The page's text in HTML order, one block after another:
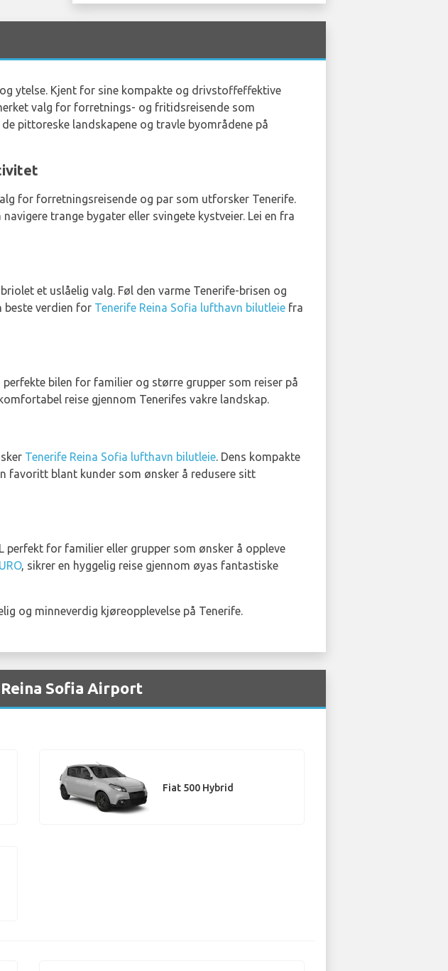
ytelse. Kjent for sine kompakte og drivstoffeffektive
valg for forretnings- og fritidsreisende som
pittoreske landskapene og travle byområdene på
for forretningsreisende og par som utforsker Tenerife.
trange bygater eller svingete kystveier. Lei en fra
et uslåelig valg. Føl den varme Tenerife-brisen og
beste verdien for Tenerife Reina Sofia lufthavn bilutleie fra
bilen for familier og større grupper som reiser på
reise gjennom Tenerifes vakre landskap.
Tenerife Reina Sofia lufthavn bilutleie. Dens kompakte
favoritt blant kunder som ønsker å redusere sitt
perfekt for familier eller grupper som ønsker å oppleve
, sikrer en hyggelig reise gjennom øyas fantastiske
og minneverdig kjøreopplevelse på Tenerife.
Sofia Airport
Fiat 500 Hybrid